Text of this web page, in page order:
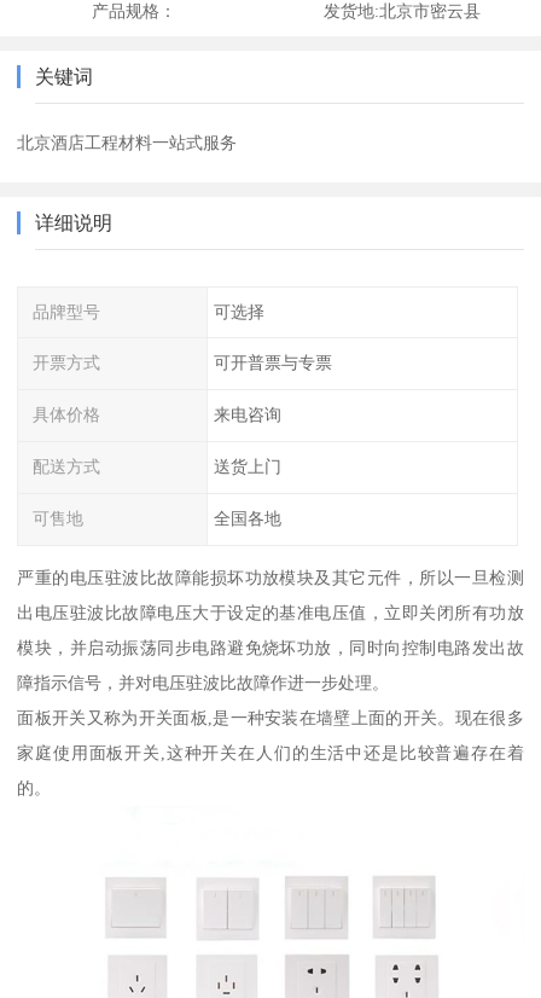
产品规格： 发货地:北京市密云县
关键词
北京酒店工程材料一站式服务
详细说明
品牌型号 可选择
开票方式 可开普票与专票
具体价格 来电咨询
配送方式 送货上门
可售地 全国各地
严重的电压驻波比故障能损坏功放模块及其它元件，所以一旦检测
出电压驻波比故障电压大于设定的基准电压值，立即关闭所有功放
模块，并启动振荡同步电路避免烧坏功放，同时向控制电路发出故
障指示信号，并对电压驻波比故障作进一步处理。
面板开关又称为开关面板,是一种安装在墙壁上面的开关。现在很多
家庭使用面板开关,这种开关在人们的生活中还是比较普遍存在着
的。